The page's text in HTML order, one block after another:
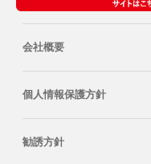
会社概要
個人情報保護方針
勧誘方針